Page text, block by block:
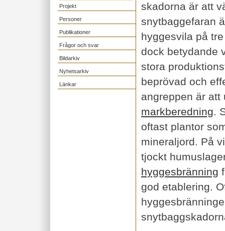
Projekt
Personer
Publikationer
Frågor och svar
Bildarkiv
Nyhetsarkiv
Länkar
skadorna är att
snytbaggefaran
hyggesvila på
dock betydande
stora
beprövad och
angreppen är att
markberedning.
oftast plantor
mineraljord. På
tjockt
hyggesbränning
god etablering.